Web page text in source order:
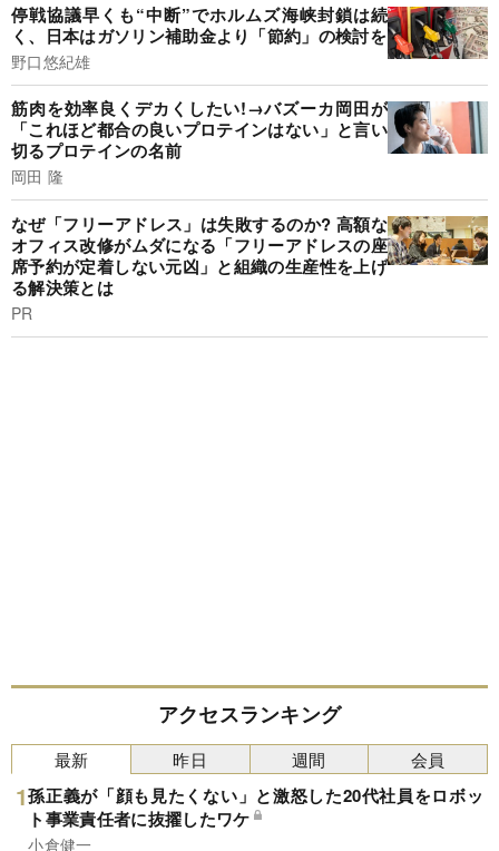
停戦協議早くも“中断”でホルムズ海峡封鎖は続
く、日本はガソリン補助金より「節約」の検討を
野口悠紀雄
筋肉を効率良くデカくしたい!→バズーカ岡田が
「これほど都合の良いプロテインはない」と言い
切るプロテインの名前
岡田 隆
なぜ「フリーアドレス」は失敗するのか? 高額な
オフィス改修がムダになる「フリーアドレスの座
席予約が定着しない元凶」と組織の生産性を上げ
る解決策とは
PR
アクセスランキング
最新
孫正義が「顔も見たくない」と激怒した20代社員をロボッ
ト事業責任者に抜擢したワケ
小倉健一
昨日 週間 会員